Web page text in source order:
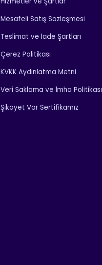
Mesafeli Satış Sözleşmesi
Teslimat ve İade Şartları
Çerez Politikası
KVKK Aydınlatma Metni
Veri Saklama ve İmha Politikası
Şikayet Var Sertifikamız